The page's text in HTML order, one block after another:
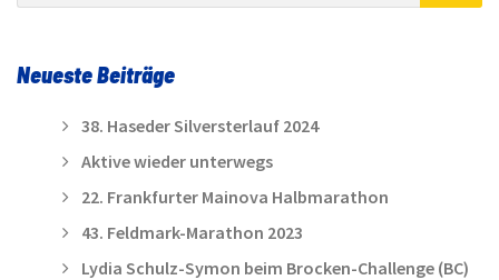
Neueste Beiträge
38. Haseder Silversterlauf 2024
Aktive wieder unterwegs
22. Frankfurter Mainova Halbmarathon
43. Feldmark-Marathon 2023
Lydia Schulz-Symon beim Brocken-Challenge (BC)